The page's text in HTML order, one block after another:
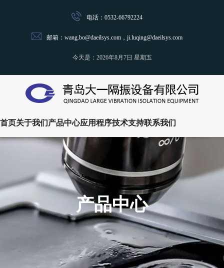
电话：0532-66792224
邮箱：wang.bo@daeilsys.com，ji.luqing@daeilsys.com
今天是： 2026年8月7日 星期五
首页关于我们产品中心应用程序技术支持联系我们
产品中心